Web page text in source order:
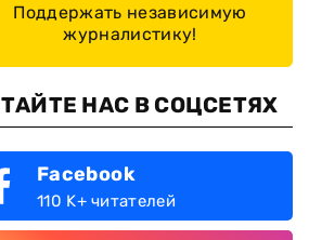
Поддержать независимую
журналистику!
НАС В СОЦСЕТЯХ
Facebook
110 K+ читателей